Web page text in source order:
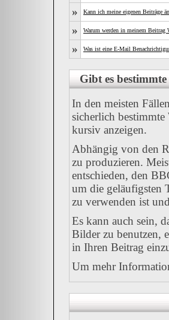
» Kann ich meine eigenen Beiträge
» Warum werden in meinem Beitrag
» Was ist eine E-Mail
Gibt es
In den meisten
sicherlich
kursiv anzeigen.
Abhängig von den
zu produzieren.
entschieden, den
um die geläufigsten
zu verwenden ist
Es kann auch sein,
Bilder zu benutzen,
in Ihren Beitrag
Um mehr